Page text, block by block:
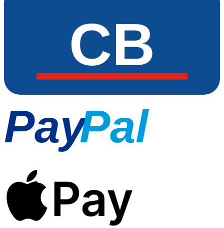
CB
PayPal
Pay